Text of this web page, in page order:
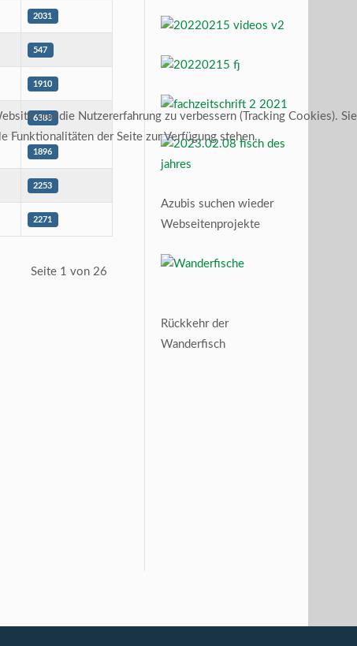
Azubis suchen wieder
Webseitenprojekte
Rückkehr der
Wanderfisch
2031
547
1910
6388
1896
2253
2271
Seite 1 von 26
und die Nutzererfahrung zu verbessern (Tracking Cookies). Sie
Funktionalitäten der Seite zur Verfügung stehen.